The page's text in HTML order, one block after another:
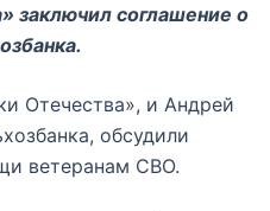
заключил соглашение о
Отечества», и Андрей
обсудили
ветеранам СВО.